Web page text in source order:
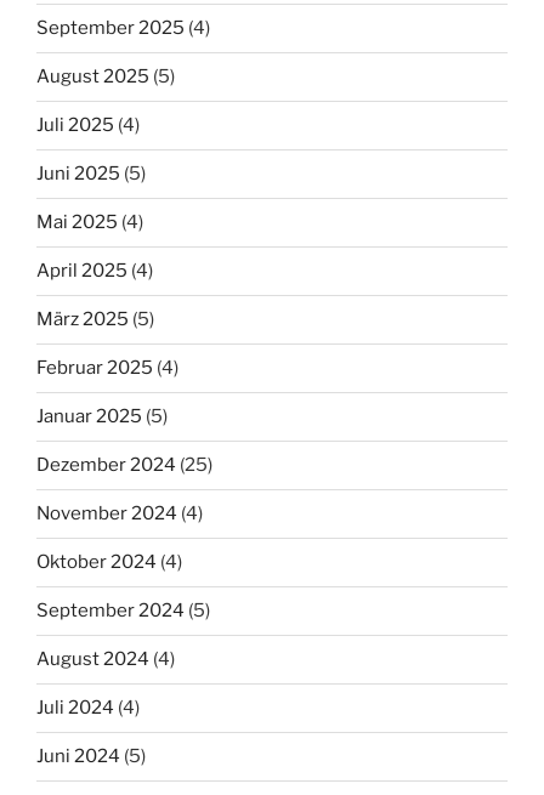
September 2025 (4)
August 2025 (5)
Juli 2025 (4)
Juni 2025 (5)
Mai 2025 (4)
April 2025 (4)
März 2025 (5)
Februar 2025 (4)
Januar 2025 (5)
Dezember 2024 (25)
November 2024 (4)
Oktober 2024 (4)
September 2024 (5)
August 2024 (4)
Juli 2024 (4)
Juni 2024 (5)